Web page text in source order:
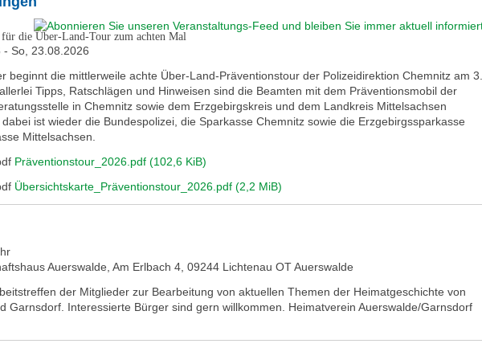
die Über-Land-Tour zum achten Mal
- So, 23.08.2026
beginnt die mittlerweile achte Über-Land-Präventionstour der Polizeidirektion Chemnitz am 3.
Tipps, Ratschlägen und Hinweisen sind die Beamten mit dem Präventionsmobil der
in Chemnitz sowie dem Erzgebirgskreis und dem Landkreis Mittelsachsen
ist wieder die Bundespolizei, die Sparkasse Chemnitz sowie die Erzgebirgssparkasse
Mittelsachsen.
Präventionstour_2026.pdf (102,6 KiB)
Übersichtskarte_Präventionstour_2026.pdf (2,2 MiB)
Auerswalde, Am Erlbach 4, 09244 Lichtenau OT Auerswalde
der Mitglieder zur Bearbeitung von aktuellen Themen der Heimatgeschichte von
Garnsdorf. Interessierte Bürger sind gern willkommen. Heimatverein Auerswalde/Garnsdorf